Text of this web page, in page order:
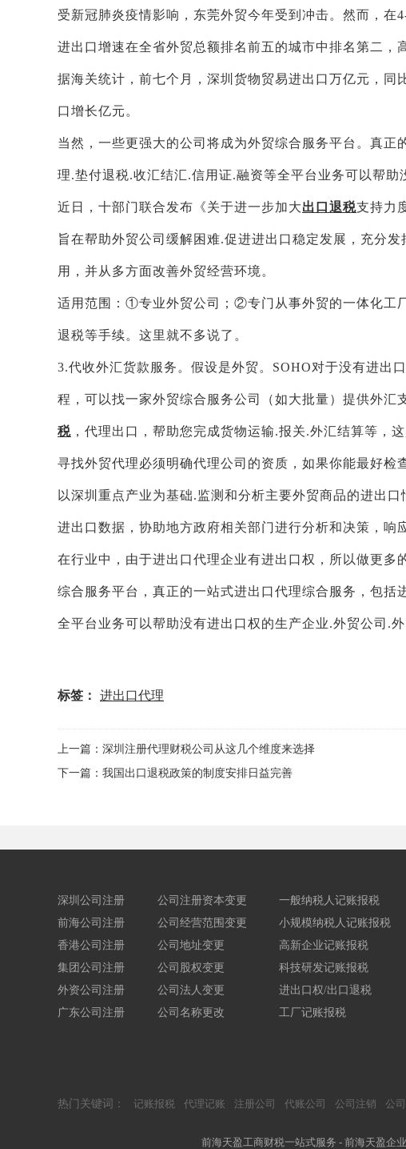
受新冠肺炎疫情影响，东莞外贸今年受到冲击。然而，在
进出口增速在全省外贸总额排名前五的城市中排名第二，
据海关统计，前七个月，深圳货物贸易进出口万亿元，同
口增长亿元。
当然，一些更强大的公司将成为外贸综合服务平台。真
理.垫付退税.收汇结汇.信用证.融资等全平台业务可以帮助
近日，十部门联合发布《关于进一步加大出口退税支持力
旨在帮助外贸公司缓解困难.促进进出口稳定发展，充分发
用，并从多方面改善外贸经营环境。
适用范围：①专业外贸公司；②专门从事外贸的一体化工
退税等手续。这里就不多说了。
3.代收外汇货款服务。假设是外贸。SOHO对于没有进出
程，可以找一家外贸综合服务公司（如大批量）提供外汇
税 ，代理出口，帮助您完成货物运输.报关.外汇结算等，
寻找外贸代理必须明确代理公司的资质，如果你能最好检
以深圳重点产业为基础.监测和分析主要外贸商品的进出
进出口数据，协助地方政府相关部门进行分析和决策，响
在行业中，由于进出口代理企业有进出口权，所以做更
综合服务平台，真正的一站式进出口代理综合服务，包
全平台业务可以帮助没有进出口权的生产企业.外贸公司.外
标签： 进出口代理
上一篇：深圳注册代理财税公司从这几个维度来选择
下一篇：我国出口退税政策的制度安排日益完善
深圳公司注册
前海公司注册
香港公司注册
集团公司注册
外资公司注册
广东公司注册
公司注册资本变更
公司经营范围变更
公司地址变更
公司股权变更
公司法人变更
公司名称更改
一般纳税人记账报税
小规模纳税人记账报税
高新企业记账报税
科技研发记账报税
进出口权/出口退税
工厂记账报税
热门关键词： 记账报税 代理记账 注册公司 代账公司 公司注销 公
前海天盈工商财税一站式服务 - 前海天盈企